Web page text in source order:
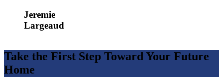
Jeremie
Largeaud
Take the First Step Toward Your Future
Home